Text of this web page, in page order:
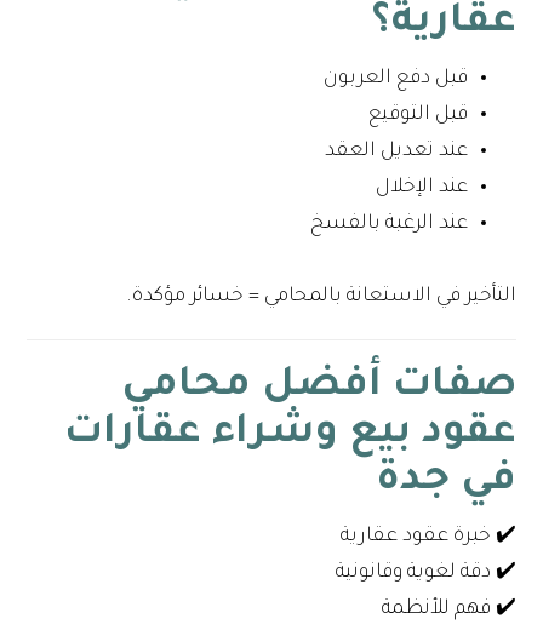
عقارية؟
قبل دفع العربون
قبل التوقيع
عند تعديل العقد
عند الإخلال
عند الرغبة بالفسخ
التأخير في الاستعانة بالمحامي = خسائر مؤكدة.
صفات أفضل محامي
عقود بيع وشراء عقارات
في جدة
✔️ خبرة عقود عقارية
✔️ دقة لغوية وقانونية
✔️ فهم للأنظمة